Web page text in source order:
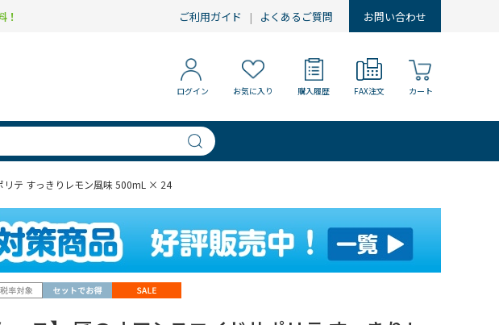
！ ご利用ガイド よくあるご質問 お問い合わせ
ログイン お気に入り 購入履歴 FAX注文 カート
リテ すっきりレモン風味 500mL × 24